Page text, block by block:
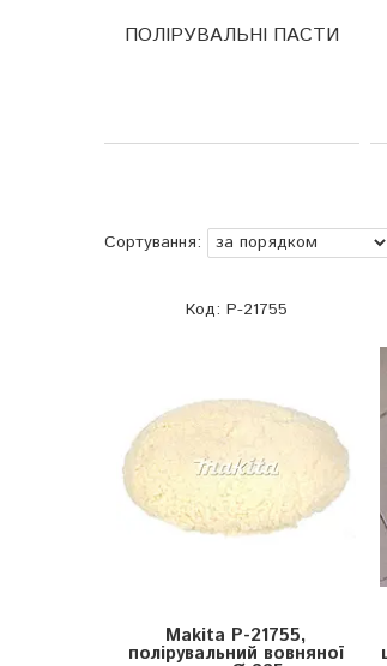
ПОЛІРУВАЛЬНІ ПАСТИ
P-21755
Makita P-21755,
полірувальний вовняної